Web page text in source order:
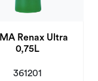
Renax Ultra
0,75L
361201